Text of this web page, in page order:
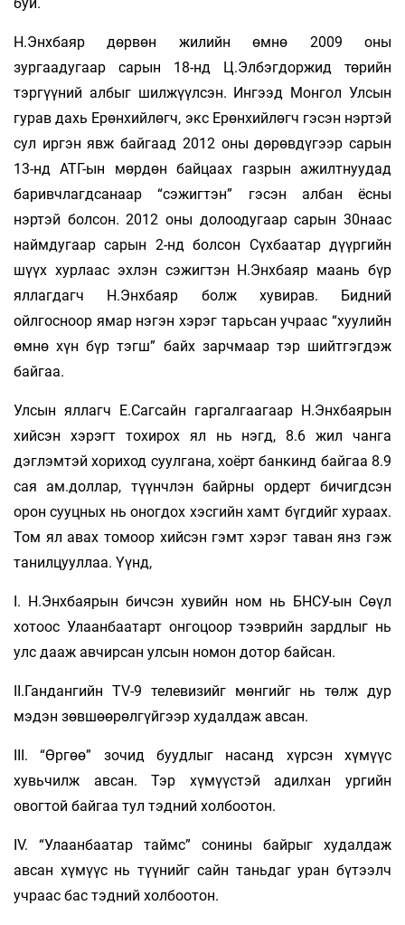
Н.Энхбаяр дөрвөн жилийн өмнө 2009 оны
зургаадугаар сарын 18-нд Ц.Элбэгдоржид төрийн
тэргүүний албыг шилжүүлсэн. Ингээд Монгол Улсын
гурав дахь Ерөнхийлөгч, экс Ерөнхийлөгч гэсэн нэртэй
сул иргэн явж байгаад 2012 оны дөрөвдүгээр сарын
13-нд АТГ-ын мөрдөн байцаах газрын ажилтнуудад
баривчлагдсанаар “сэжигтэн” гэсэн албан ёсны
нэртэй болсон. 2012 оны долоодугаар сарын 30наас
наймдугаар сарын 2-нд болсон Сүхбаатар дүүргийн
шүүх хурлаас эхлэн сэжигтэн Н.Энхбаяр маань бүр
яллагдагч Н.Энхбаяр болж хувирав. Бидний
ойлгосноор ямар нэгэн хэрэг тарьсан учраас “хуулийн
өмнө хүн бүр тэгш” байх зарчмаар тэр шийтгэгдэж
байгаа.
Улсын яллагч Е.Сагсайн гаргалгаагаар Н.Энхбаярын
хийсэн хэрэгт тохирох ял нь нэгд, 8.6 жил чанга
дэглэмтэй хориход суулгана, хоёрт банкинд байгаа 8.9
сая ам.доллар, түүнчлэн байрны ордерт бичигдсэн
орон сууцных нь оногдох хэсгийн хамт бүгдийг хураах.
Том ял авах томоор хийсэн гэмт хэрэг таван янз гэж
танилцууллаа. Үүнд,
I. Н.Энхбаярын бичсэн хувийн ном нь БНСУ-ын Сөүл
хотоос Улаанбаатарт онгоцоор тээврийн зардлыг нь
улс дааж авчирсан улсын номон дотор байсан.
II.Гандангийн TV-9 телевизийг мөнгийг нь төлж дур
мэдэн зөвшөөрөлгүйгээр худалдаж авсан.
III. “Өргөө” зочид буудлыг насанд хүрсэн хүмүүс
хувьчилж авсан. Тэр хүмүүстэй адилхан ургийн
овогтой байгаа тул тэдний холбоотон.
IV. “Улаанбаатар таймс” сонины байрыг худалдаж
авсан хүмүүс нь түүнийг сайн таньдаг уран бүтээлч
учраас бас тэдний холбоотон.